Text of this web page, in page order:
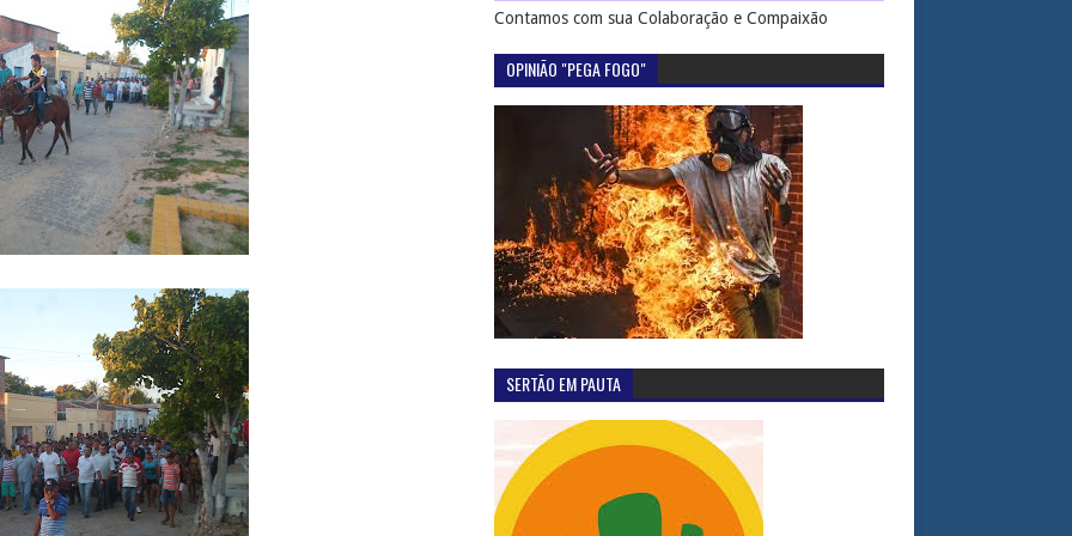
Contamos com sua Colaboração e Compaixão
OPINIÃO "PEGA FOGO"
SERTÃO EM PAUTA